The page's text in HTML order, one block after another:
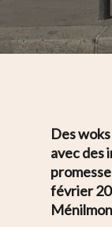
Des
avec des
février